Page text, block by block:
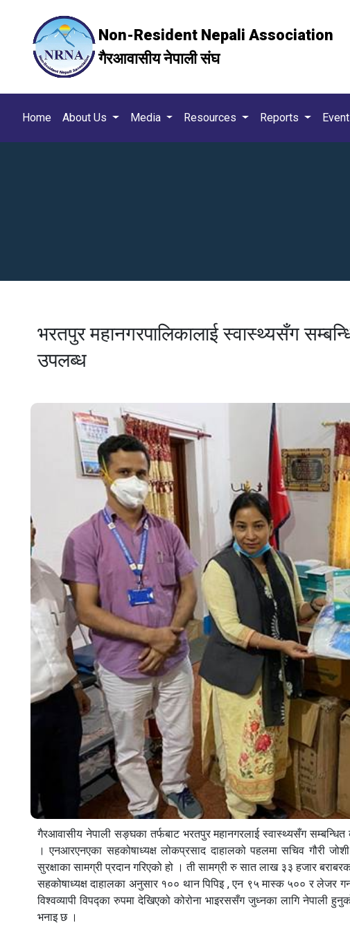
Non-Resident Nepali Association
गैरआवासीय नेपाली संघ
Home About Us Media Resources Reports
भरतपुर महानगरपालिकालाई स्वास्थ्यसँग
उपलब्ध
गैरआवासीय नेपाली सङ्घका तर्फबाट भरतपुर महानगरलाई स्वास्थ्यसँग
। एनआरएनएका सहकोषाध्यक्ष लोकप्रसाद दाहालको पहलमा सचिव गौरी
सुरक्षाका सामग्री प्रदान गरिएको हो । ती सामग्री रु सात लाख ३३ हजार
सहकोषाध्यक्ष दाहालका अनुसार १०० थान पिपिइ , एन ९५ मास्क ५०० र लेजर
विश्वव्यापी विपद्का रुपमा देखिएको कोरोना भाइरससँग जुध्नका लागि
भनाइ छ ।